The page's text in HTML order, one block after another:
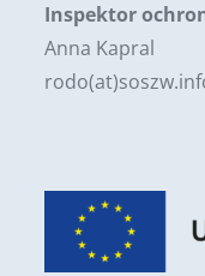
Inspektor
Anna Kapral